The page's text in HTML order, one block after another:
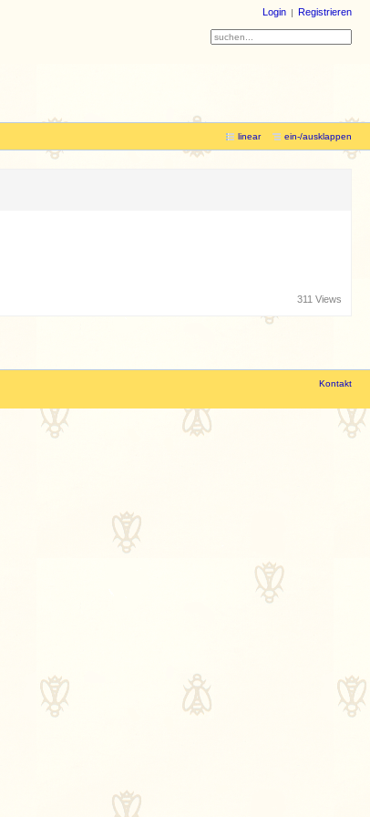
Login Registrieren
linear ein-/ausklappen
311 Views
Kontakt